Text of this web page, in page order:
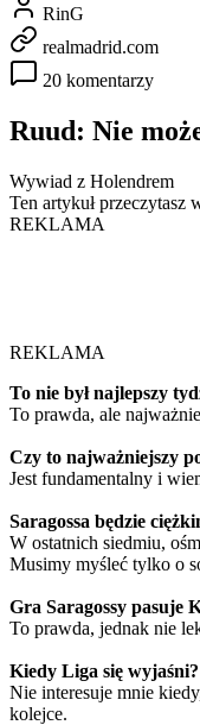
RinG
realmadrid.com
20 komentarzy
Ruud: Nie
Wywiad z Holendrem
Ten artykuł przeczytasz
REKLAMA
REKLAMA
To nie był najlepszy
To prawda, ale
Czy to najważniejszy
Jest fundamentalny i
Saragossa będzie
W ostatnich siedmiu,
Musimy myśleć tylko o
Gra Saragossy pasuje
To prawda, jednak nie
Kiedy Liga się
Nie interesuje mnie
kolejce.